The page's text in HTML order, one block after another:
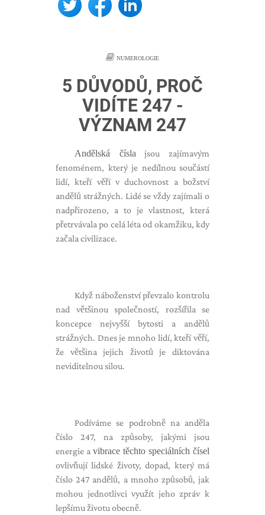
NUMEROLOGIE
5 DŮVODŮ, PROČ
VIDÍTE 247 -
VÝZNAM 247
Andělská čísla jsou zajímavým
fenoménem, ​​který je nedílnou součástí
lidí, kteří věří v duchovnost a božství
andělů strážných. Lidé se vždy zajímali o
nadpřirozeno, a to je vlastnost, která
přetrvávala po celá léta od okamžiku, kdy
začala civilizace.
Když náboženství převzalo kontrolu
nad většinou společností, rozšířila se
koncepce nejvyšší bytosti a andělů
strážných. Dnes je mnoho lidí, kteří věří,
že většina jejich životů je diktována
neviditelnou silou.
Podíváme se podrobně na anděla
číslo 247, na způsoby, jakými jsou
energie a vibrace těchto speciálních čísel
ovlivňují lidské životy, dopad, který má
číslo 247 andělů, a mnoho způsobů, jak
mohou jednotlivci využít jeho zpráv k
lepšímu životu obecně.